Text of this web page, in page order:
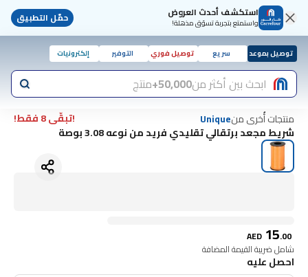
استكشف أحدث العروض
واستمتع بتجربة تسوّق مذهلة! حمّل التطبيق
توصيل بموعد سريع توصيل فوري التوفير إلكترونيات
ابحث بين أكثر من50,000+ منتج
منتجات أُخرى منUnique
!تبقّى 8 فقط!
شريط مجعد برتقالي تقليدي فريد من نوعه 3.08 بوصة
AED 15.00
شامل ضريبة القيمة المضافة
احصل عليه